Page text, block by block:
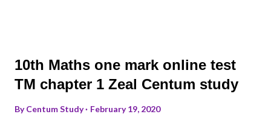
10th Maths one mark online test
TM chapter 1 Zeal Centum study
ByCentum Study February 19, 2020